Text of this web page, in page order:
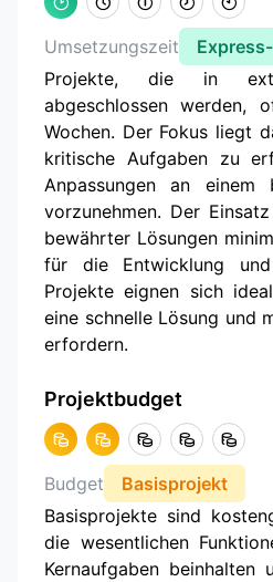
Umsetzungszeit
Projekte, die in
abgeschlossen werden,
Wochen. Der Fokus liegt
kritische Aufgaben zu
Anpassungen an einem
vorzunehmen. Der
bewährter Lösungen
für die Entwicklung
Projekte eignen sich
eine schnelle Lösung und
erfordern.
Projektbudget
Budget
Basisprojekt
Basisprojekte sind
die wesentlichen
Kernaufgaben